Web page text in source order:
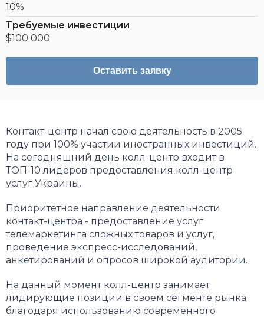
10%
Требуемые инвестиции
$100 000
Оставить заявку
Контакт-центр начал свою деятельность в 2005
году при 100% участии иностранных инвестиций.
На сегодняшний день колл-центр входит в
ТОП-10 лидеров предоставления колл-центр
услуг Украины.
Приоритетное направление деятельности
контакт-центра - предоставление услуг
телемаркетинга сложных товаров и услуг,
проведение экспресс-исследований,
анкетирований и опросов широкой аудитории.
На данный момент колл-центр занимает
лидирующие позиции в своем сегменте рынка
благодаря использованию современного